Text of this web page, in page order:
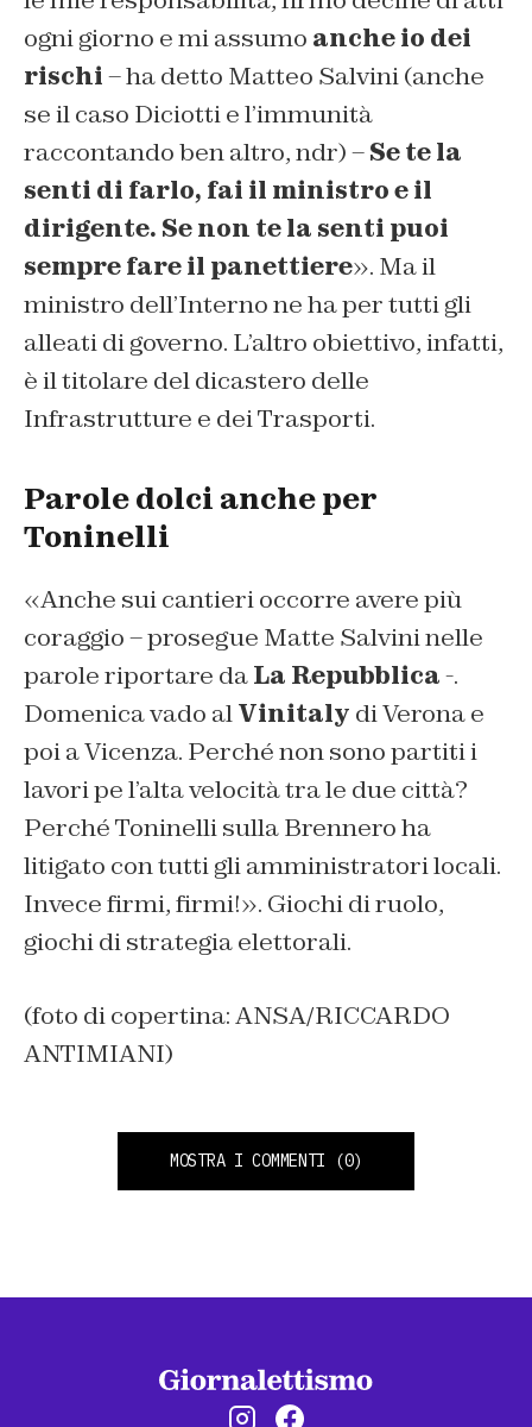
ogni giorno e mi assumo anche io dei
rischi– ha detto Matteo Salvini (anche
se il caso Diciotti e l’immunità
raccontando ben altro, ndr) –Se te la
senti di farlo, fai il ministro e il
dirigente. Se non te la senti puoi
sempre fare il panettiere». Ma il
ministro dell’Interno ne ha per tutti gli
alleati di governo. L’altro obiettivo, infatti,
è il titolare del dicastero delle
Infrastrutture e dei Trasporti.
Parole dolci anche per
Toninelli
«Anche sui cantieri occorre avere più
coraggio – prosegue Matte Salvini nelle
parole riportare daLa Repubblica-.
Domenica vado alVinitaly di Verona e
poi a Vicenza. Perché non sono partiti i
lavori pe l’alta velocità tra le due città?
Perché Toninelli sulla Brennero ha
litigato con tutti gli amministratori locali.
Invece firmi, firmi!». Giochi di ruolo,
giochi di strategia elettorali.
(foto di copertina: ANSA/RICCARDO
ANTIMIANI)
MOSTRA I COMMENTI (0)